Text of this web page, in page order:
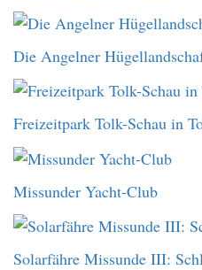
Die Angelner
Freizeitpark Tolk-Schau in
Missunder Yacht-Club
Solarfähre Missunde III: